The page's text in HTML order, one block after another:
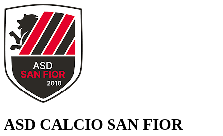
ASD CALCIO SAN FIOR